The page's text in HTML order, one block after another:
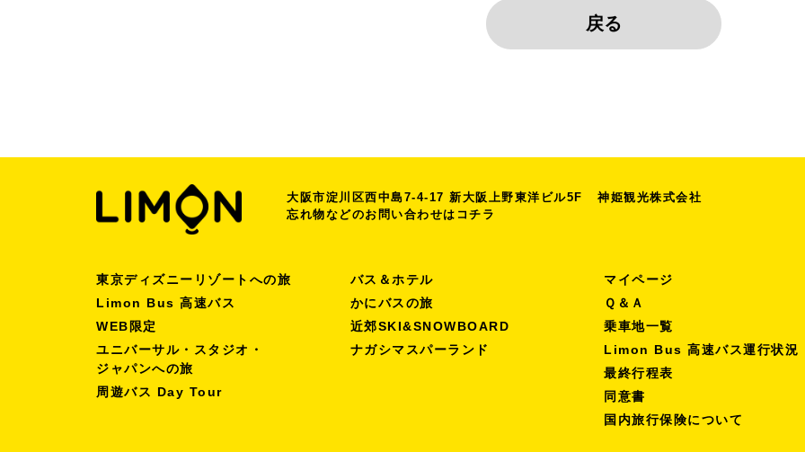
大阪市淀川区西中島7-4-17 新大阪上野東洋ビル5F 神姫観光株式会社
忘れ物などのお問い合わせは コチラ
東京ディズニーリゾートへの旅
Limon Bus 高速バス
WEB限定
ユニバーサル・スタジオ・
ジャパンへの旅
周遊バス Day Tour
バス＆ホテル
かにバスの旅
近郊SKI&SNOWBOARD
ナガシマスパーランド
マイページ
Ｑ＆Ａ
乗車地一覧
Limon Bus 高速バス運行状況
最終行程表
同意書
国内旅行保険について